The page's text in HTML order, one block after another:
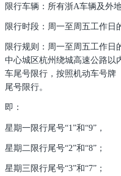
限行车辆：所有浙A车辆及外
限行时段：周一至周五工作
限行规则：周一至周五工作
中心城区杭州绕城高速公路以
车尾号限行，按照机动车号牌
尾号限行。
即：
星期一限行尾号“1”和“9”，
星期二限行尾号“2”和“8”；
星期三限行尾号“3”和“7”；